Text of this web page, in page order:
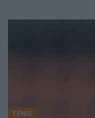
TENIS